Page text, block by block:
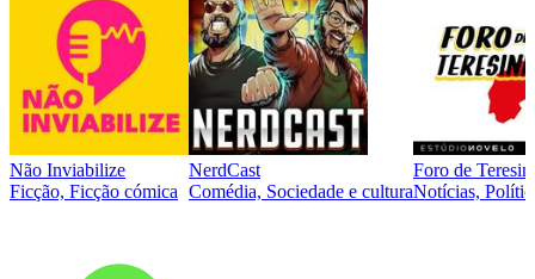
Não Inviabilize
Ficção, Ficção cómica
NerdCast
Comédia, Sociedade e cultura
Foro de
Notícias,